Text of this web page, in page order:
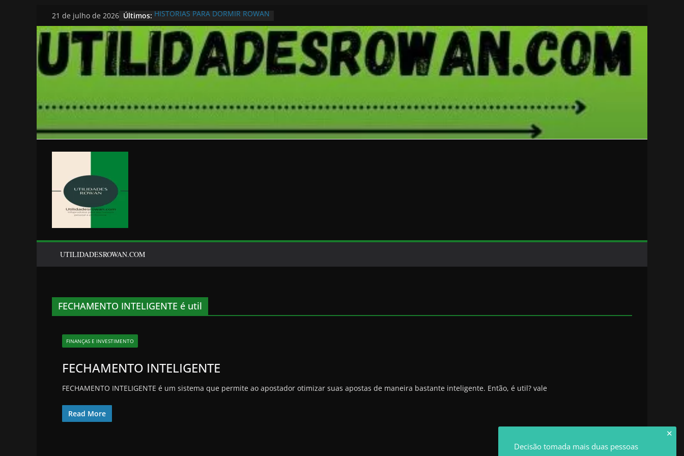
Pular
para
o
conteúdo
21 de julho de 2026 Últimos: HISTORIAS PARA DORMIR ROWAN
UTILIDADESROWAN.COM
FECHAMENTO INTELIGENTE é util
FINANÇAS E INVESTIMENTO
FECHAMENTO INTELIGENTE
FECHAMENTO INTELIGENTE é um sistema que permite ao apostador otimizar suas apostas de maneira bastante inteligente. Então, é util? vale
Read More
✕
Decisão tomada mais duas pessoas